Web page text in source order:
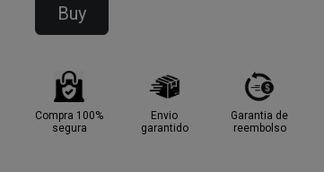
Buy
Compra 100%
segura
Envio
garantido
Garantia de
reembolso